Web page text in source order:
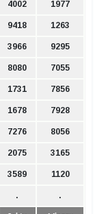
4002 1977
9418 1263
3966 9295
8080 7055
1731 7856
1678 7928
7276 8056
2075 3165
3589 1120
. .